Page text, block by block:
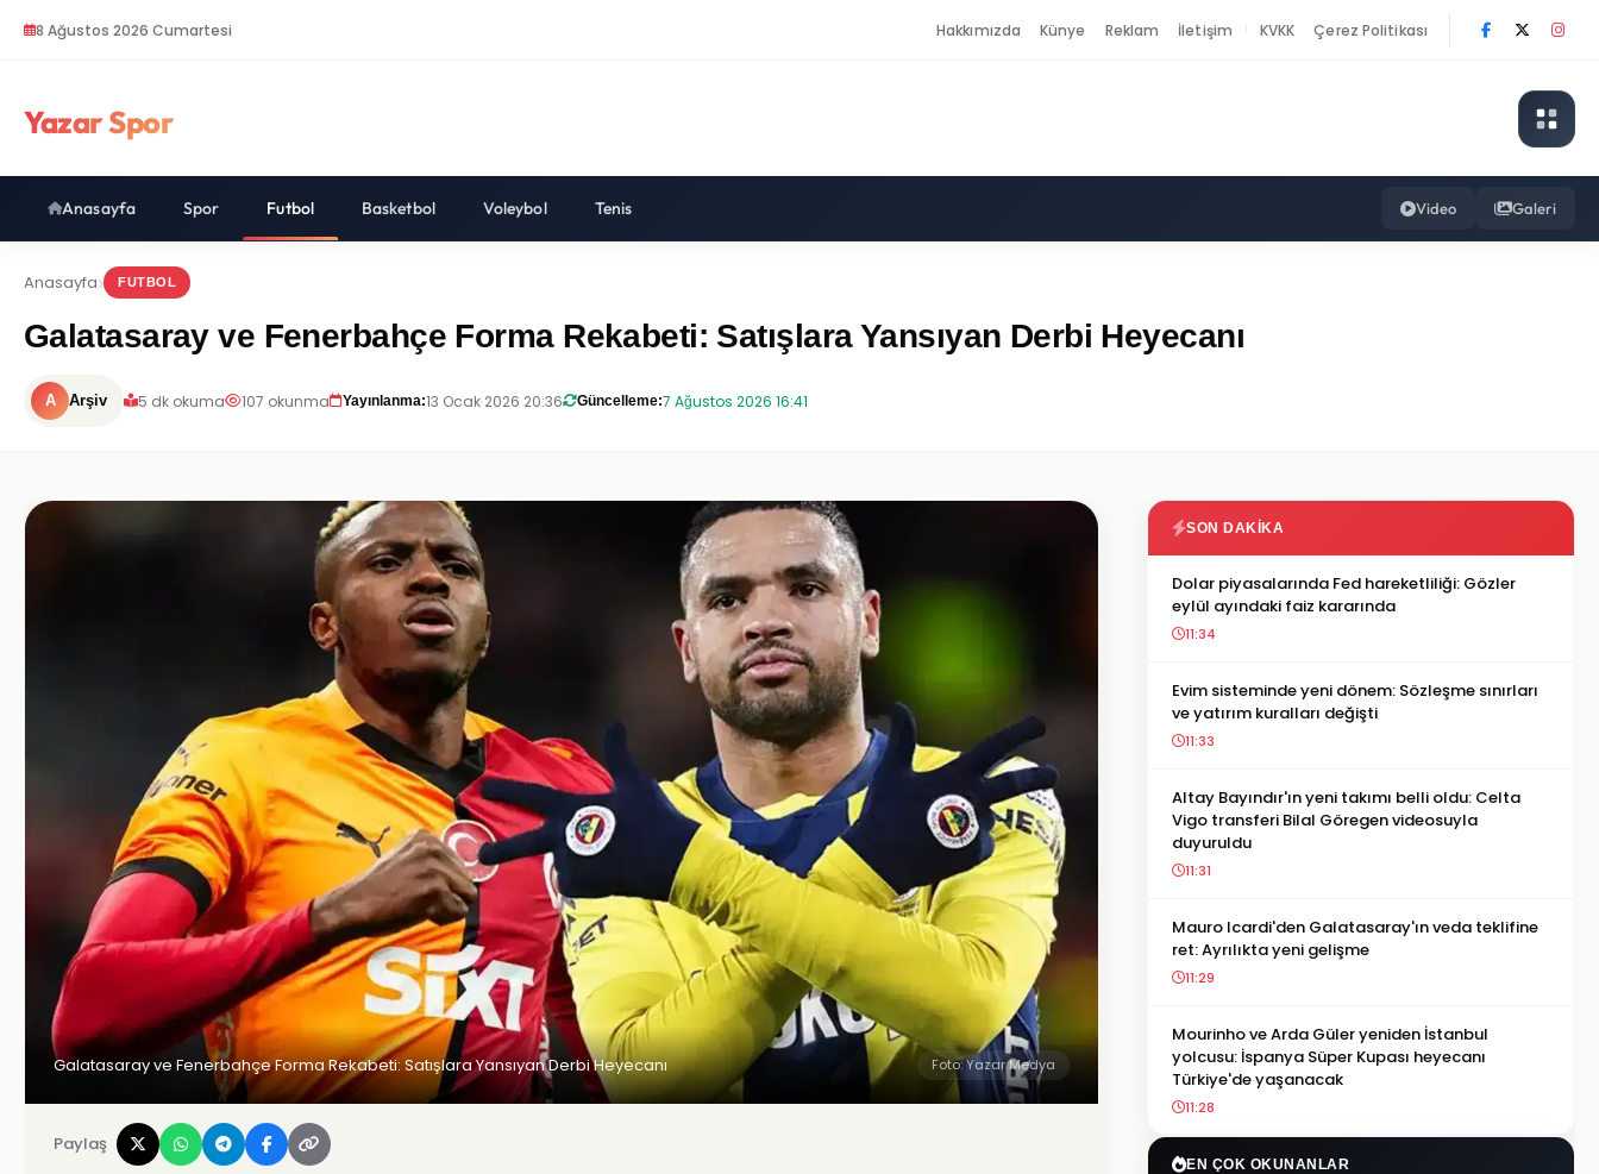
8 Ağustos 2026 Cumartesi Hakkımızda Künye Reklam İletişim KVKK Çerez Politikası
Yazar Spor
Anasayfa Spor Futbol Basketbol Voleybol Tenis Video Galeri
Anasayfa FUTBOL
Galatasaray ve Fenerbahçe Forma Rekabeti: Satışlara Yansıyan Derbi Heyecanı
A Arşiv 5 dk okuma 107 okunma Yayınlanma:13 Ocak 2026 20:36 Güncelleme:7 Ağustos 2026 16:41
Galatasaray ve Fenerbahçe Forma Rekabeti: Satışlara Yansıyan Derbi Heyecanı Foto: Yazar Medya
Paylaş
SON DAKIKA
Dolar piyasalarında Fed hareketliliği: Gözler
eylül ayındaki faiz kararında
11:34
Evim sisteminde yeni dönem: Sözleşme sınırları
ve yatırım kuralları değişti
11:33
Altay Bayındır'ın yeni takımı belli oldu: Celta
Vigo transferi Bilal Göregen videosuyla
duyuruldu
11:31
Mauro Icardi'den Galatasaray'ın veda teklifine
ret: Ayrılıkta yeni gelişme
11:29
Mourinho ve Arda Güler yeniden İstanbul
yolcusu: İspanya Süper Kupası heyecanı
Türkiye'de yaşanacak
11:28
EN ÇOK OKUNANLAR